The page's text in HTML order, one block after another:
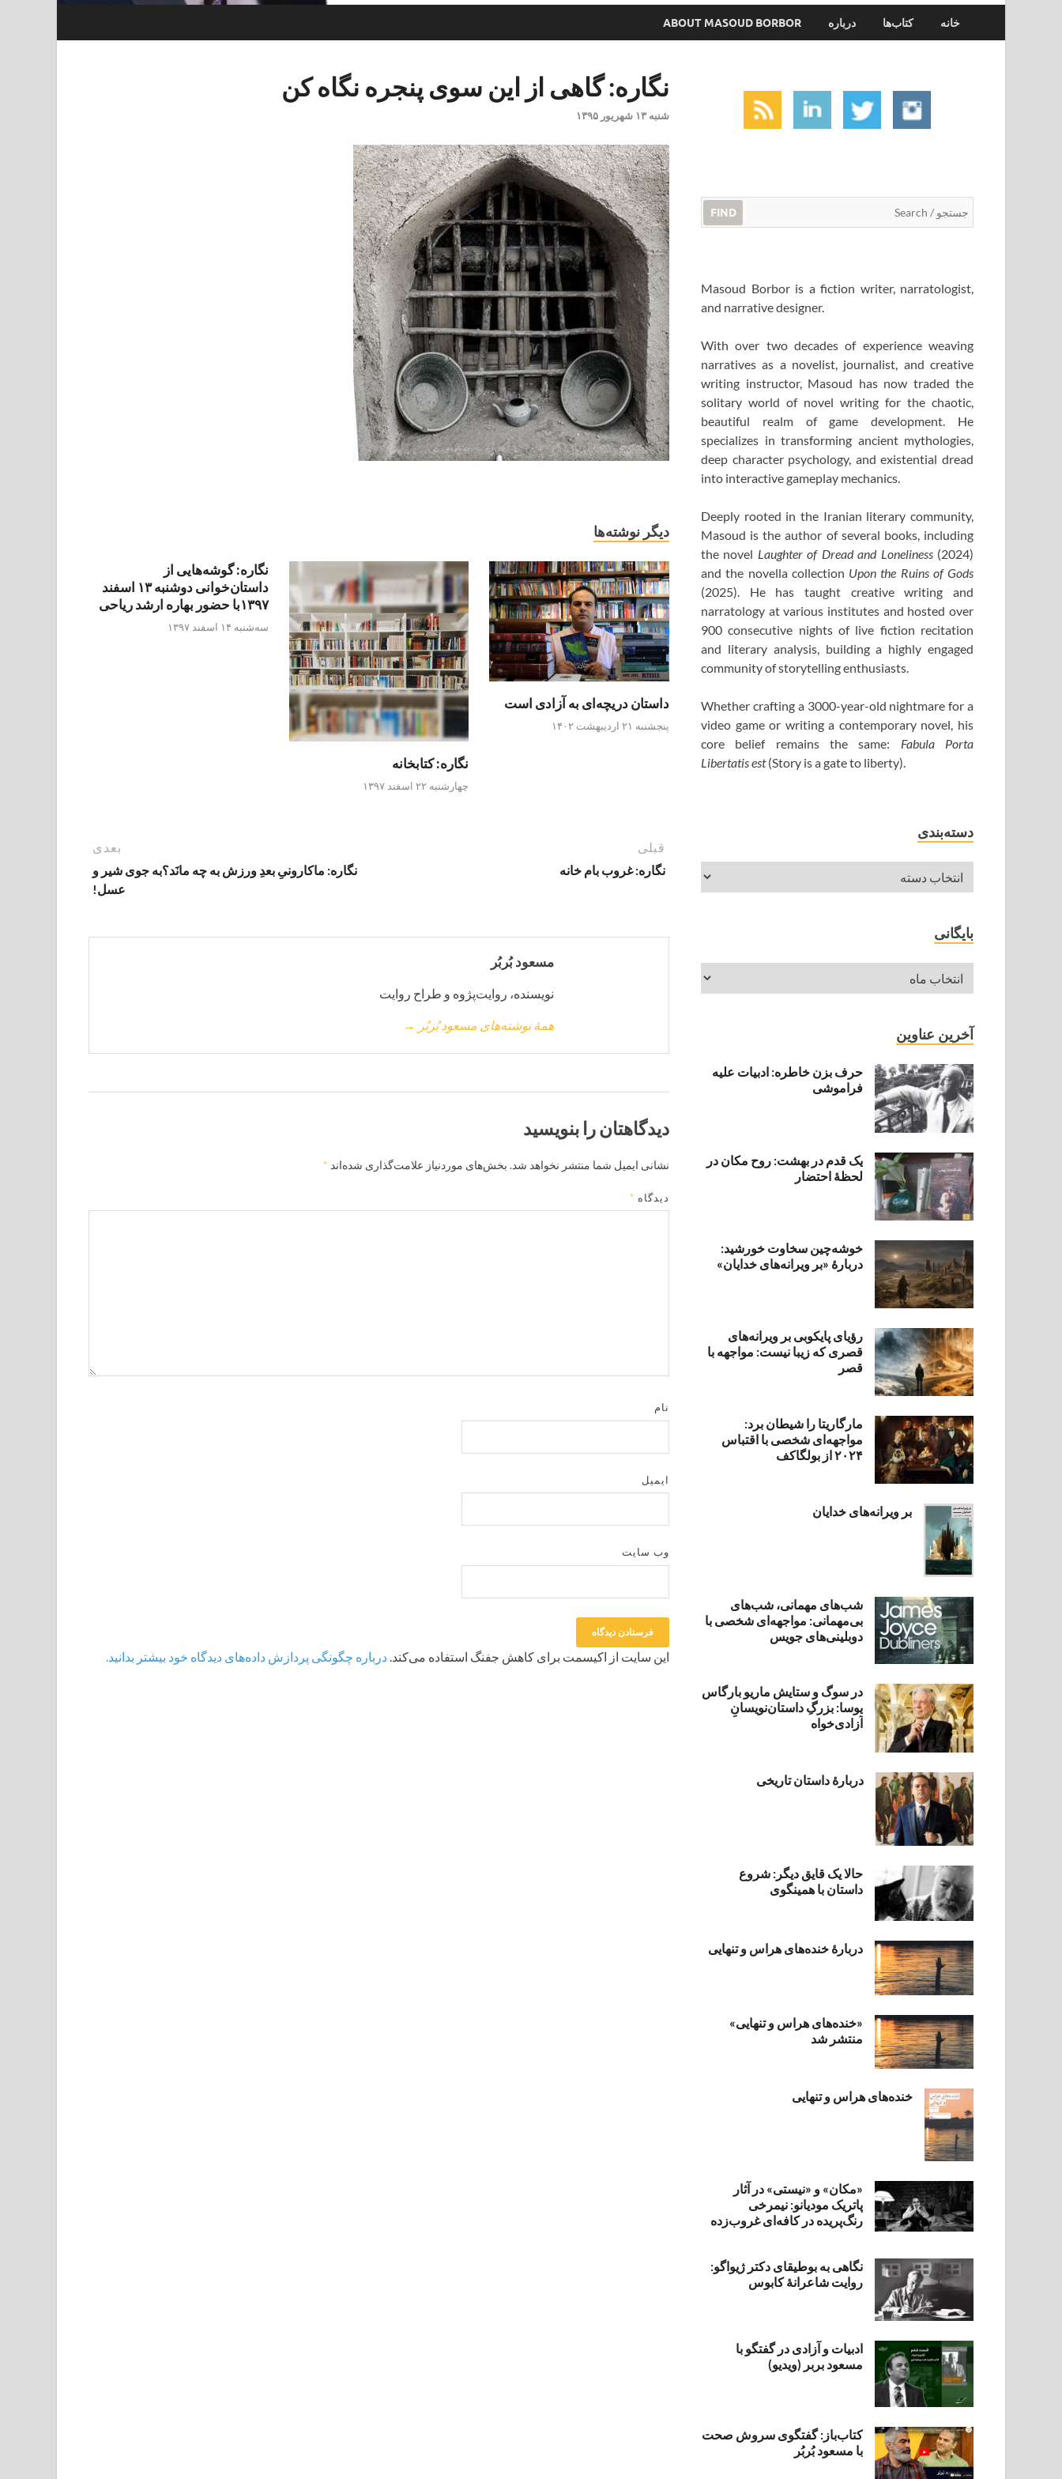
خانه کتاب‌ها درباره ABOUT MASOUD BORBOR
نگاره: گاهی از این سوی پنجره نگاه کن
شنبه ۱۳ شهریور ۱۳۹۵
دیگر نوشته‌ها
داستان دریچه‌ای به آزادی است
پنجشنبه ۲۱ اردیبهشت ۱۴۰۲
نگاره: کتابخانه
چهارشنبه ۲۲ اسفند ۱۳۹۷
نگاره: گوشه‌هایی از
داستان‌خوانی دوشنبه ۱۳ اسفند
۱۳۹۷با حضور بهاره ارشد ریاحی
سه‌شنبه ۱۴ اسفند ۱۳۹۷
قبلی
نگاره: غروب بام خانه
بعدی
نگاره: ماکارونیِ بعدِ ورزش به چه مانَد؟به جوی شیر و
عسل!
مسعود بُربُر
نویسنده، روایت‌پژوه و طراح روایت
همهٔ نوشته‌های مسعود بُربُر →
دیدگاهتان را بنویسید
نشانی ایمیل شما منتشر نخواهد شد. بخش‌های موردنیاز علامت‌گذاری شده‌اند *
دیدگاه *
نام
ایمیل
وب‌ سایت
این سایت از اکیسمت برای کاهش جفنگ استفاده می‌کند.درباره چگونگی پردازش داده‌های دیدگاه خود بیشتر بدانید.
FIND
Masoud Borbor is a fiction writer, narratologist,
and narrative designer.
With over two decades of experience weaving
narratives as a novelist, journalist, and creative
writing instructor, Masoud has now traded the
solitary world of novel writing for the chaotic,
beautiful realm of game development. He
specializes in transforming ancient mythologies,
deep character psychology, and existential dread
into interactive gameplay mechanics.
Deeply rooted in the Iranian literary community,
Masoud is the author of several books, including
the novel Laughter of Dread and Loneliness(2024)
and the novella collection Upon the Ruins of Gods
(2025). He has taught creative writing and
narratology at various institutes and hosted over
900 consecutive nights of live fiction recitation
and literary analysis, building a highly engaged
community of storytelling enthusiasts.
Whether crafting a 3000-year-old nightmare for a
video game or writing a contemporary novel, his
core belief remains the same: Fabula Porta
Libertatis est(Story is a gate to liberty).
دسته‌بندی
بایگانی
آخرین عناوین
حرف بزن خاطره: ادبیات علیه
فراموشی
یک قدم در بهشت: روح مکان در
لحظهٔ احتضار
خوشه‌چین سخاوت خورشید:
دربارهٔ «بر ویرانه‌های خدایان»
رؤیای پایکوبی بر ویرانه‌های
قصری که زیبا نیست: مواجهه با
قصر
مارگاریتا را شیطان برد:
مواجهه‌ای شخصی با اقتباس
۲۰۲۴ از بولگاکف
بر ویرانه‌های خدایان
شب‌های مهمانی، شب‌های
بی‌مهمانی: مواجهه‌ای شخصی با
دوبلینی‌های جویس
در سوگ و ستایش ماریو بارگاس
یوسا: بزرگِ داستان‌نویسانِ
آزادی‌خواه
دربارۀ داستان تاریخی
حالا یک قایق دیگر: شروع
داستان با همینگوی
دربارهٔ خنده‌های هراس و تنهایی
«خنده‌های هراس و تنهایی»
منتشر شد
خنده‌های هراس و تنهایی
«مکان» و «نیستی» در آثار
پاتریک مودیانو: نیمرخی
رنگ‌پریده در کافه‌ای غروب‌زده
نگاهی به بوطیقای دکتر ژیواگو:
روایت شاعرانۀ کابوس
ادبیات و آزادی در گفتگو با
مسعود بربر (ویدیو)
کتاب‌باز: گفتگوی سروش صحت
با مسعود بُربُر